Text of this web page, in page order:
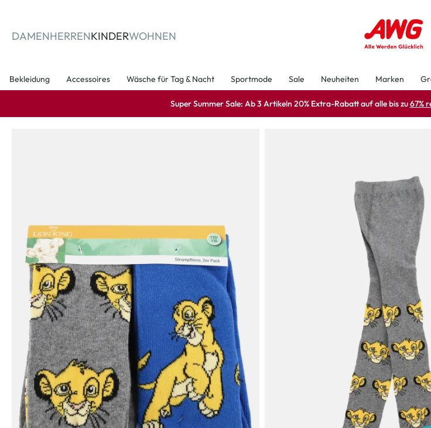
DAMENHERRENKINDERWOHNEN
Bekleidung Accessoires Wäsche für Tag & Nacht Sportmode Sale Neuheiten Marken
Super Summer Sale: Ab 3 Artikeln 20% Extra-Rabatt auf alle bis zu67%